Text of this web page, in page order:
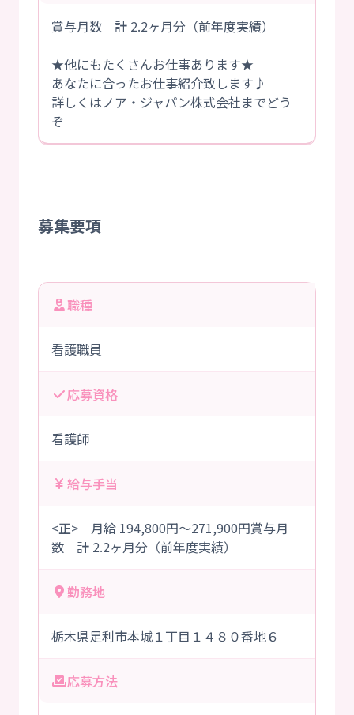
賞与月数 計 2.2ヶ月分（前年度実績）
★他にもたくさんお仕事あります★
あなたに合ったお仕事紹介致します♪
詳しくはノア・ジャパン株式会社までどう
ぞ
募集要項
職種
看護職員
応募資格
看護師
給与手当
<正> 月給 194,800円～271,900円賞与月
数 計 2.2ヶ月分（前年度実績）
勤務地
栃木県足利市本城１丁目１４８０番地６
応募方法